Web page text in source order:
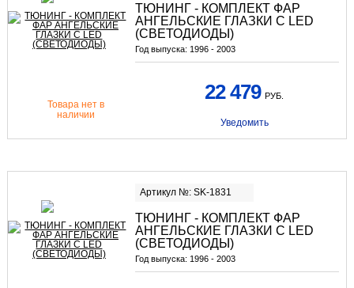
ТЮНИНГ - КОМПЛЕКТ ФАР
АНГЕЛЬСКИЕ ГЛАЗКИ С LED
(СВЕТОДИОДЫ)
Год выпуска: 1996 - 2003
Товара нет в
наличии
22 479 РУБ.
Уведомить
Артикул №: SK-1831
ТЮНИНГ - КОМПЛЕКТ ФАР
АНГЕЛЬСКИЕ ГЛАЗКИ С LED
(СВЕТОДИОДЫ)
Год выпуска: 1996 - 2003